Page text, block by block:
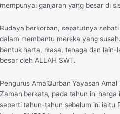
mempunyai ganjaran yang besar di
Budaya berkorban, sepatutnya
dalam membantu mereka yang
bentuk harta, masa, tenaga dan lain-
besar oleh ALLAH SWT.
Pengurus AmalQurban Yayasan
Zaman berkata, pada tahun ini harga
seperti tahun-tahun sebelum ini iaitu